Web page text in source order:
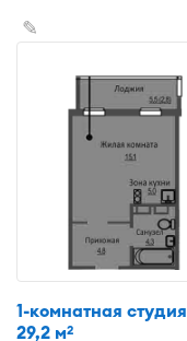
✎
1-комнатная студия
29,2 м2